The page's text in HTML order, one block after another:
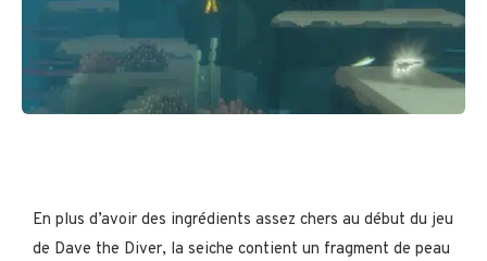
En plus d’avoir des ingrédients assez chers au début du jeu
de Dave the Diver, la seiche contient un fragment de peau